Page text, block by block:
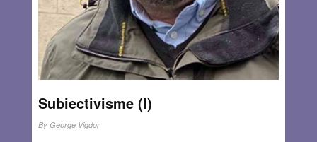
Subiectivisme (I)
By George Vigdor